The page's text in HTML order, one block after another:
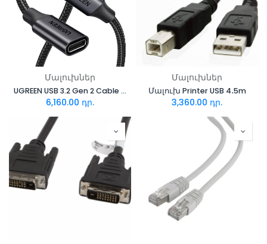
Մալուխներ
UGREEN USB 3.2 Gen 2 Cable 1m (45191)
6,160.00 դր.
Մալուխներ
Մալուխ Printer USB 4․5m
3,360.00 դր.